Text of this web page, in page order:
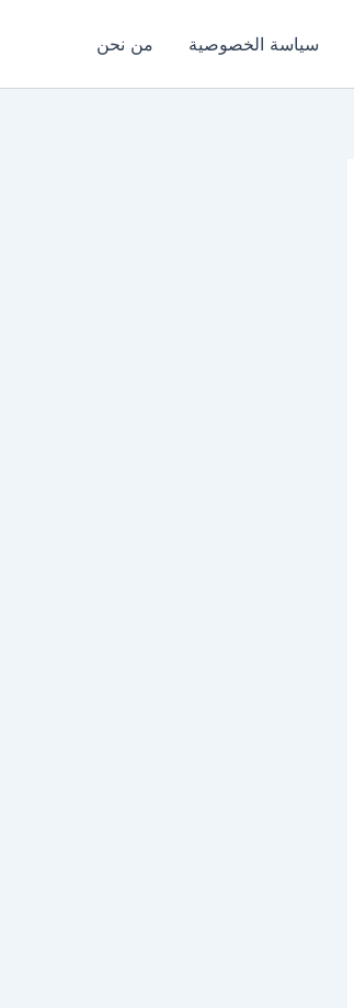
سياسة الخصوصية من نحن